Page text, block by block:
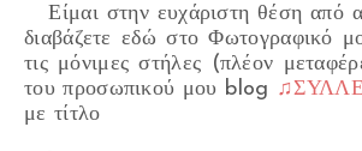
Είμαι στην ευχάριστη θέση από
διαβάζετε εδώ στο Φωτογραφικό
τις μόνιμες στήλες (πλέον
του προσωπικού μου blog
με τίτλο